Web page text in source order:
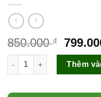
850.000₫
Giá
gốc
là:
Hoa 8/3 Tận Tâm 023 số
Thêm